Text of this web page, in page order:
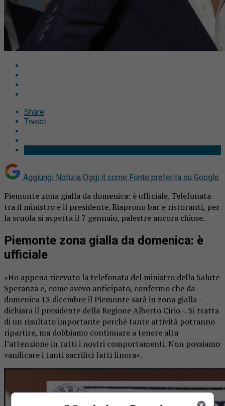
Share
Tweet
Aggiungi Notizia Oggi.it come Fonte preferita su Google
Piemonte zona gialla da domenica: è ufficiale. Telefonata
tra il ministro e il presidente. Riaprono bar e ristoranti, per
la scuola si aspetta il 7 gennaio, palestre ancora chiuse.
Piemonte zona gialla da domenica: è
ufficiale
«Ho appena ricevuto la telefonata del ministro della Salute
Speranza e, come avevo anticipato, confermo che da
domenica 13 dicembre il Piemonte sarà in zona gialla –
dichiara il presidente della Regione Alberto Cirio -. Si tratta
di un risultato importante perché tante attività potranno
ripartire, ma dobbiamo continuare a tenere alta
l’attenzione in tutti i nostri comportamenti. Non possiamo
vanificare i tanti sacrifici fatti finora».